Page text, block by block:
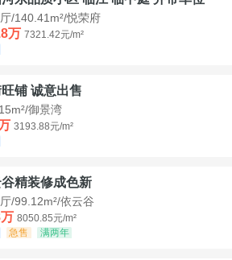
/140.41m²/悦荣府
万 7321.42元/m²
铺 诚意出售
御景湾
3193.88元/m²
精装修成色新
/99.12m²/依云谷
8050.85元/m²
急售 满两年